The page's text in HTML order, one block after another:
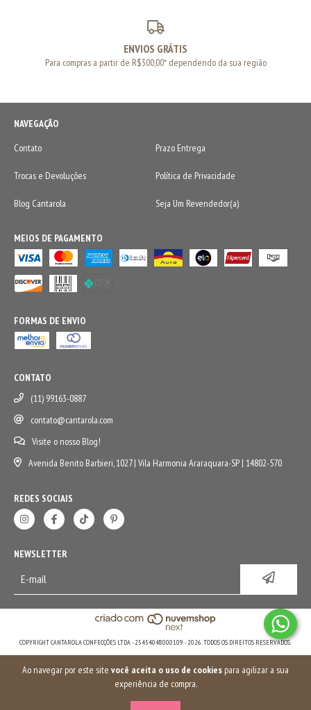
Ao navegar por este site você aceita o uso de cookies para agilizar a sua
experiência de compra.
ENVIOS GRÁTIS
Para compras a partir de R$300,00* dependendo da sua região
NAVEGAÇÃO
Contato
Prazo Entrega
Trocas e Devoluções Política de Privacidade
Blog Cantarola Seja Um Revendedor(a)
MEIOS DE PAGAMENTO
FORMAS DE ENVIO
CONTATO
(11) 99163-0887
contato@cantarola.com
Visite o nosso Blog!
Avenida Benito Barbieri, 1027 | Vila Harmonia Araraquara-SP | 14802-570
REDES SOCIAIS
NEWSLETTER
COPYRIGHT CANTAROLA CONFECÇÕES LTDA - 25454048000109 - 2026. TODOS OS DIREITOS RESERVADOS.